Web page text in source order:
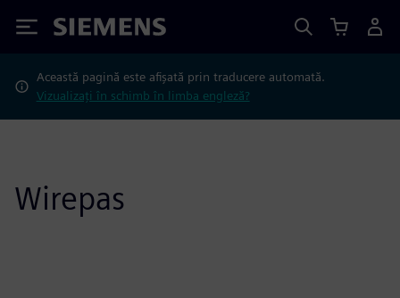
Siemens
Această pagină este afișată prin traducere automată.
Vizualizați în schimb în limba engleză?
Wirepas